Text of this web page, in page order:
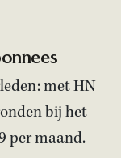
met HN
bij het
per maand.